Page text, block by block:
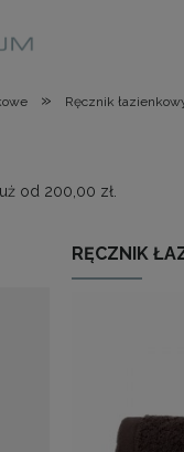
» Ręcznik
od 200,00 zł.
RĘCZNIK